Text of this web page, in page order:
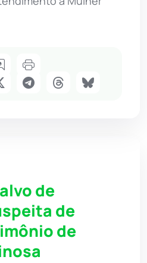
de
de
de